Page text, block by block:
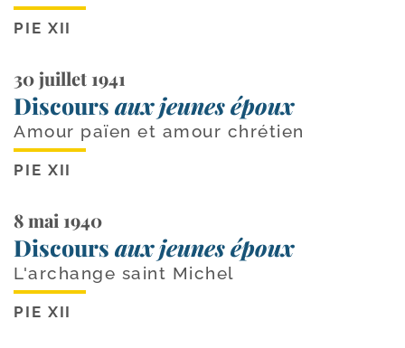
PIE XII
30 juillet 1941
Discours aux jeunes époux
Amour païen et amour chrétien
PIE XII
8 mai 1940
Discours aux jeunes époux
L'archange saint Michel
PIE XII